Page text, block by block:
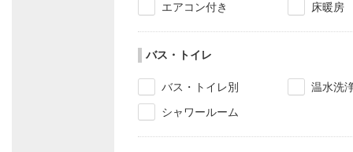
エアコン付き 床暖房
バス・トイレ
バス・トイレ別
温水洗
シャワールーム